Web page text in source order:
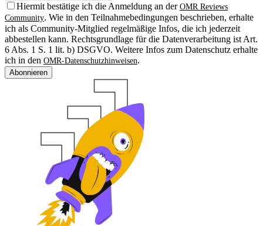
Hiermit bestätige ich die Anmeldung an der OMR Reviews
Community. Wie in den Teilnahmebedingungen beschrieben, erhalte
ich als Community-Mitglied regelmäßige Infos, die ich jederzeit
abbestellen kann. Rechtsgrundlage für die Datenverarbeitung ist Art.
6 Abs. 1 S. 1 lit. b) DSGVO. Weitere Infos zum Datenschutz erhalte
ich in den OMR-Datenschutzhinweisen.
Abonnieren